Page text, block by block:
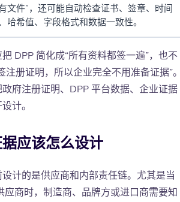
文件”，还可能自动检查证书、签章、时间
哈希值、字段格式和数据一致性。
DPP 简化成“所有资料都签一遍”，也不
注册证明，所以企业完全不用准备证据”
府注册证明、DPP 平台数据、企业证据
计。
应该怎么设计
计的是供应商和内部责任链。尤其是当
应商时，制造商、品牌方或进口商需要知